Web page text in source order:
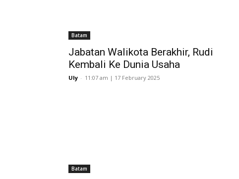
Batam
Jabatan Walikota Berakhir, Rudi
Kembali Ke Dunia Usaha
Uly - 11:07 am | 17 February 2025
Batam